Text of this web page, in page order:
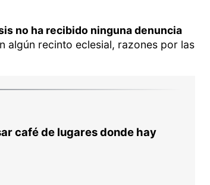
no ha recibido ninguna denuncia
algún recinto eclesial, razones por las
café de lugares donde hay